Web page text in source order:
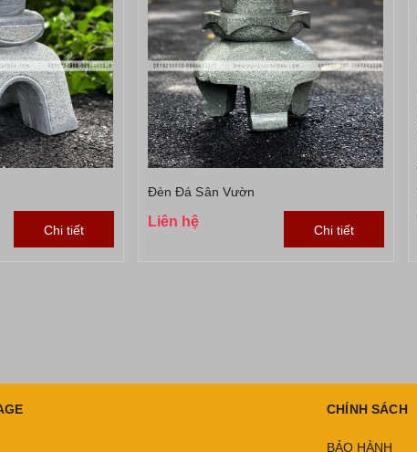
Chi tiết
Đèn Đá Sân Vườn
Liên hệ
Chi tiết
CHÍNH SÁCH
BẢO HÀNH